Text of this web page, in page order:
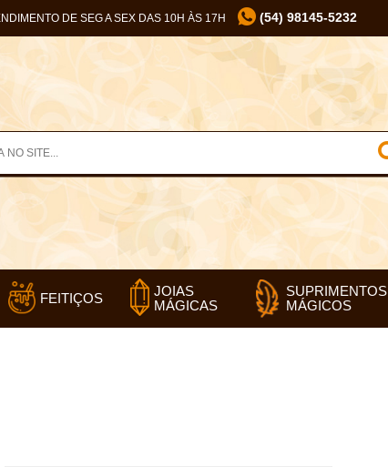
DE SEG A SEX DAS 10H ÀS 17H (54) 98145-5232
FEITIÇOS
JOIAS
MÁGICAS
SUPRIMENTOS
MÁGICOS